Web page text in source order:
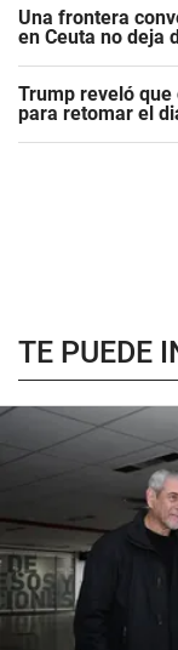
Una frontera
en Ceuta no deja
Trump reveló
para retomar el
TE PUEDE